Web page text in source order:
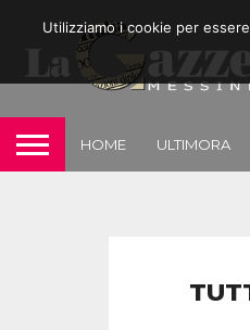
HOME ULTIMORA
Utilizziamo i cookie per